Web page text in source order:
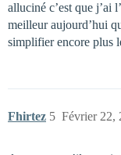
alluciné c’est que j’ai
meilleur aujourd’hui
simplifier encore plus
Fhirtez Février 22,
5